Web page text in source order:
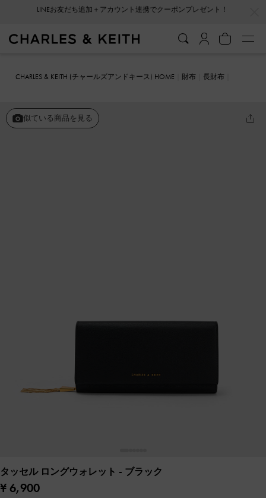
会員登録＋ニュースレター登録で10%OFFクーポンプレゼント！
CHARLES & KEITH (チャールズアンドキース) HOME 財布
長財布
似ている商品を見る
タッセル ロングウォレット - ブラック
¥ 6,900